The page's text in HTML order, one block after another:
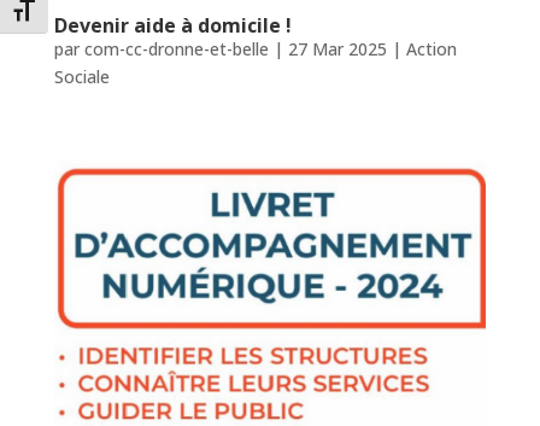
Changer la taille de la police
Devenir aide à domicile !
par com-cc-dronne-et-belle | 27 Mar 2025 | Action
Sociale